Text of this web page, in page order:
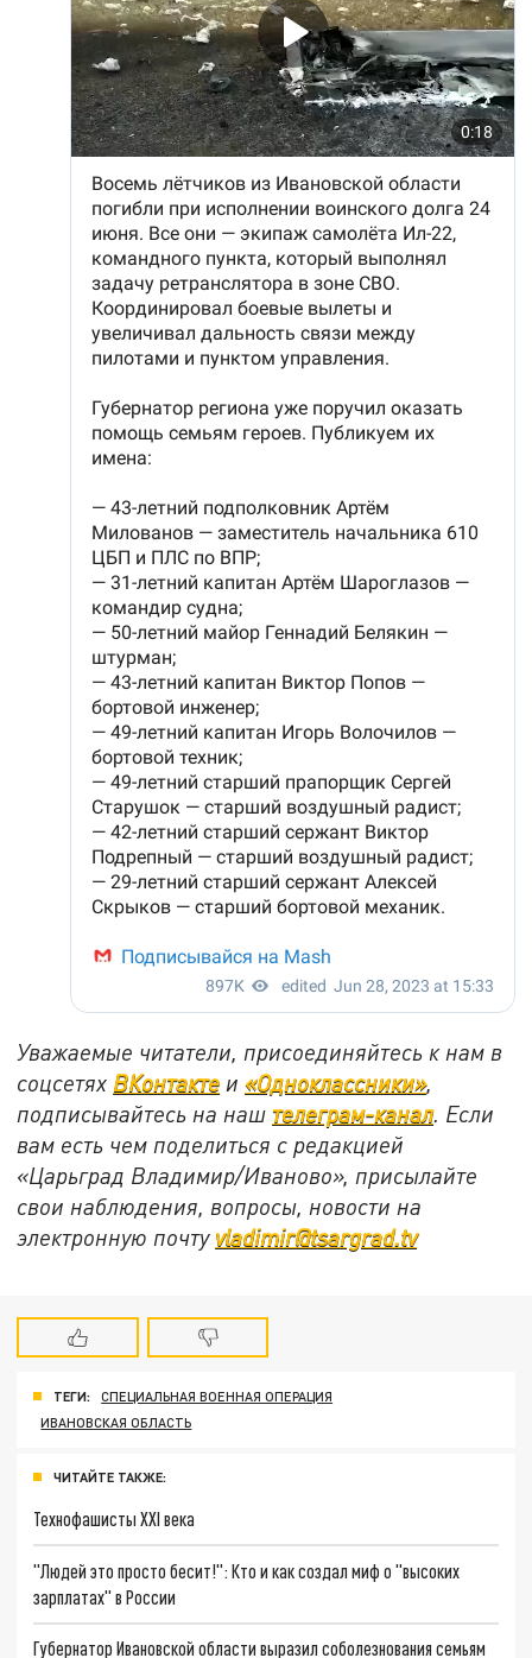
Уважаемые читатели, присоединяйтесь к нам в
соцсетях ВКонтакте и«Одноклассники»,
подписывайтесь на наш телеграм-канал. Если
вам есть чем поделиться с редакцией
«Царьград Владимир/Иваново», присылайте
свои наблюдения, вопросы, новости на
электронную почту vladimir@tsargrad.tv
ТЕГИ:
СПЕЦИАЛЬНАЯ ВОЕННАЯ ОПЕРАЦИЯ
ИВАНОВСКАЯ ОБЛАСТЬ
ЧИТАЙТЕ ТАКЖЕ:
Технофашисты XXI века
"Людей это просто бесит!": Кто и как создал миф о "высоких
зарплатах" в России
Губернатор Ивановской области выразил соболезнования семьям